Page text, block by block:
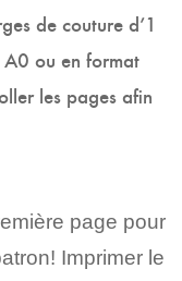
de couture d’1
A0 ou en format
les pages afin
page pour
Imprimer le